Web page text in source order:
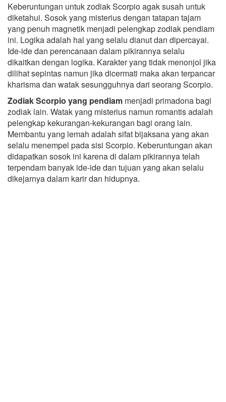
Keberuntungan untuk zodiak Scorpio agak susah untuk
diketahui. Sosok yang misterius dengan tatapan tajam
yang penuh magnetik menjadi pelengkap zodiak pendiam
ini. Logika adalah hal yang selalu dianut dan dipercayai.
Ide-ide dan perencanaan dalam pikirannya selalu
dikaitkan dengan logika. Karakter yang tidak menonjol jika
dilihat sepintas namun jika dicermati maka akan terpancar
kharisma dan watak sesungguhnya dari seorang Scorpio.
Zodiak Scorpio yang pendiam menjadi primadona bagi
zodiak lain. Watak yang misterius namun romantis adalah
pelengkap kekurangan-kekurangan bagi orang lain.
Membantu yang lemah adalah sifat bijaksana yang akan
selalu menempel pada sisi Scorpio. Keberuntungan akan
didapatkan sosok ini karena di dalam pikirannya telah
terpendam banyak ide-ide dan tujuan yang akan selalu
dikejarnya dalam karir dan hidupnya.